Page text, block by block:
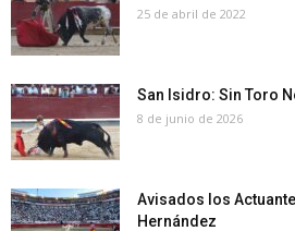
25 de abril de 2022
San Isidro: Sin Toro
8 de junio de 2026
Avisados los
Hernández